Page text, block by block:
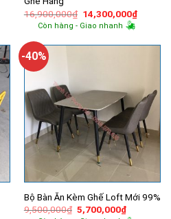
16,900,000₫ Giá
gốc
là:
14,300,000₫Giá
hiện
Còn hàng - Giao nhanh
-40%
Bộ Bàn Ăn Kèm Ghế Loft Mới 99%
9,500,000₫ Giá
5,700,000₫Giá